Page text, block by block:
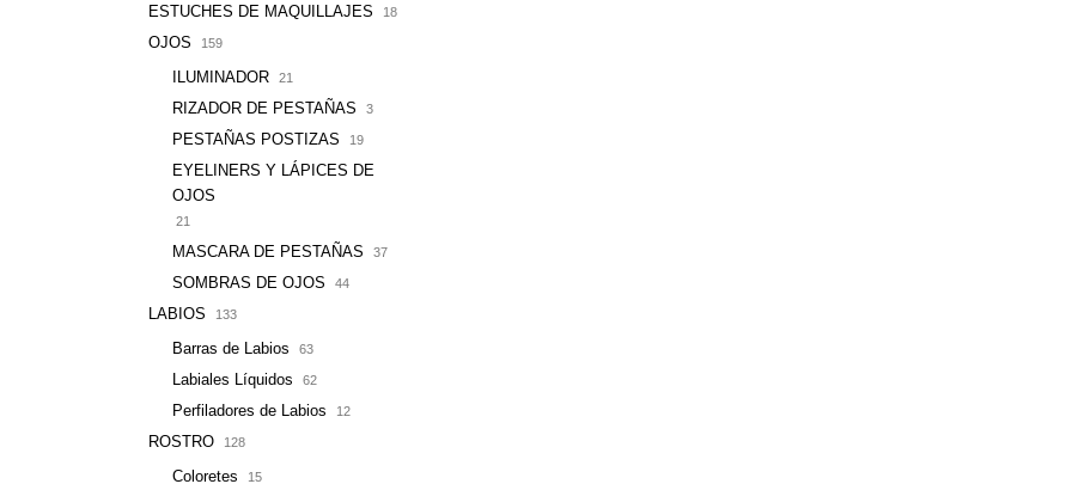
ESTUCHES DE MAQUILLAJES 18
OJOS 159
ILUMINADOR 21
RIZADOR DE PESTAÑAS 3
PESTAÑAS POSTIZAS 19
EYELINERS Y LÁPICES DE
OJOS
21
MASCARA DE PESTAÑAS 37
SOMBRAS DE OJOS 44
LABIOS 133
Barras de Labios 63
Labiales Líquidos 62
Perfiladores de Labios 12
ROSTRO 128
Coloretes 15